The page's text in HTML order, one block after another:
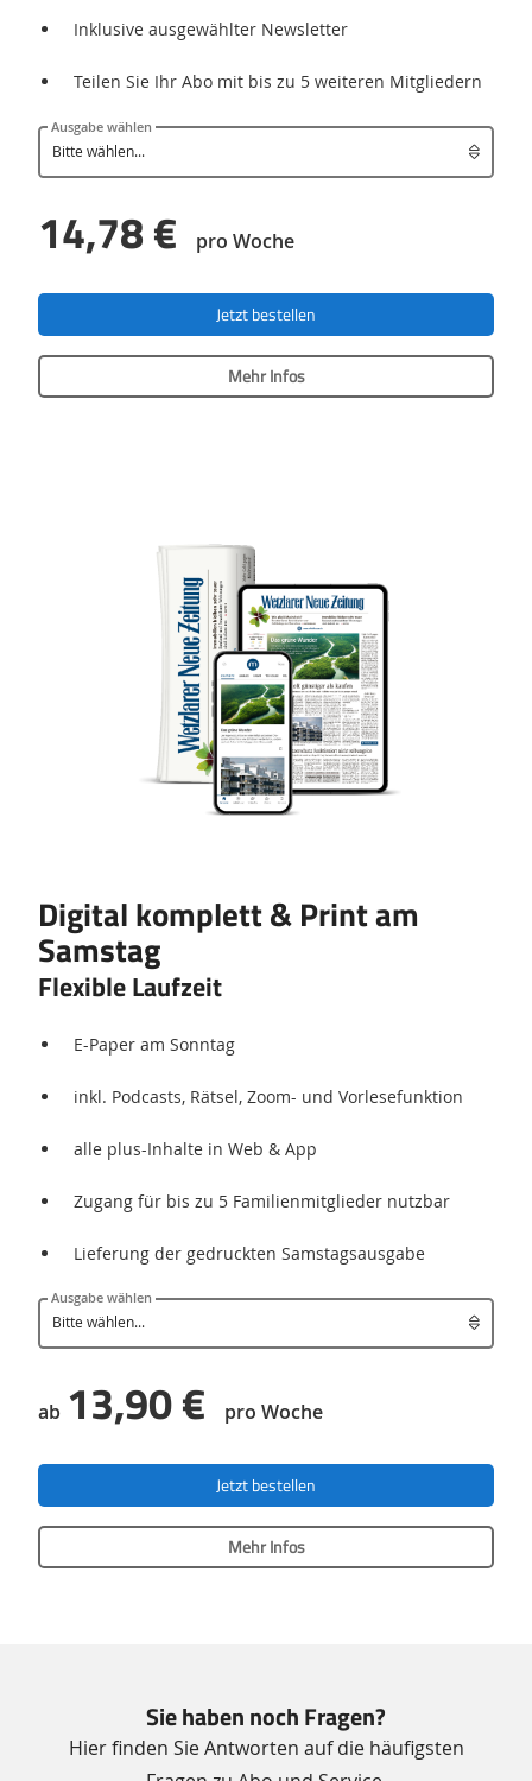
Inklusive ausgewählter Newsletter
Teilen Sie Ihr Abo mit bis zu 5 weiteren Mitgliedern
Ausgabe wählen
14,78 € pro Woche
Jetzt bestellen
Mehr Infos
Digital komplett & Print am
Samstag
Flexible Laufzeit
E-Paper am Sonntag
inkl. Podcasts, Rätsel, Zoom- und Vorlesefunktion
alle plus-Inhalte in Web & App
Zugang für bis zu 5 Familienmitglieder nutzbar
Lieferung der gedruckten Samstagsausgabe
Ausgabe wählen
ab 13,90 € pro Woche
Jetzt bestellen
Mehr Infos
Sie haben noch Fragen?
Hier finden Sie Antworten auf die häufigsten